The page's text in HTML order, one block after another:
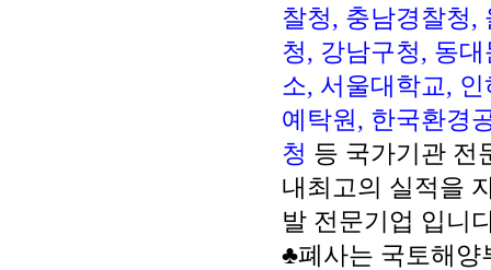
찰청, 충남경찰청,
청, 강남구청, 동
소, 서울대학교,
예탁원, 한국환경
청 등 국가기관 전
내최고의 실적을
발 전문기업 입니
♣폐사는 국토해양